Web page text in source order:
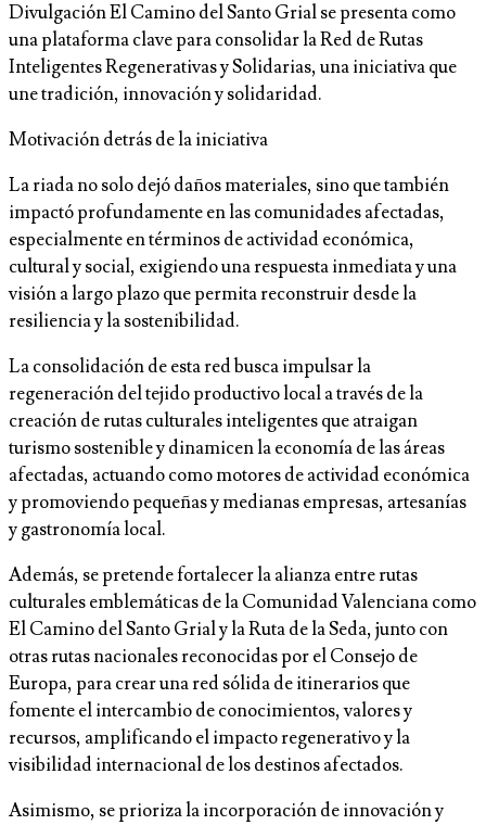
Divulgación El Camino del Santo Grial se presenta como
una plataforma clave para consolidar la Red de Rutas
Inteligentes Regenerativas y Solidarias, una iniciativa que
une tradición, innovación y solidaridad.
Motivación detrás de la iniciativa
La riada no solo dejó daños materiales, sino que también
impactó profundamente en las comunidades afectadas,
especialmente en términos de actividad económica,
cultural y social, exigiendo una respuesta inmediata y una
visión a largo plazo que permita reconstruir desde la
resiliencia y la sostenibilidad.
La consolidación de esta red busca impulsar la
regeneración del tejido productivo local a través de la
creación de rutas culturales inteligentes que atraigan
turismo sostenible y dinamicen la economía de las áreas
afectadas, actuando como motores de actividad económica
y promoviendo pequeñas y medianas empresas, artesanías
y gastronomía local.
Además, se pretende fortalecer la alianza entre rutas
culturales emblemáticas de la Comunidad Valenciana como
El Camino del Santo Grial y la Ruta de la Seda, junto con
otras rutas nacionales reconocidas por el Consejo de
Europa, para crear una red sólida de itinerarios que
fomente el intercambio de conocimientos, valores y
recursos, amplificando el impacto regenerativo y la
visibilidad internacional de los destinos afectados.
Asimismo, se prioriza la incorporación de innovación y